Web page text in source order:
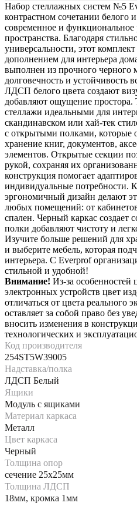
Набор стеллажных систем №5
контрастном сочетании белого
современное и
пространства. Благодаря
универсальности, этот
дополнением для интерьера
выполнен из прочного черного
долговечность и устойчивость
ЛДСП белого цвета создают
добавляют ощущение простора.
стеллажи идеальными для
скандинавском или хай-тек
с открытыми полками, которые
хранение книг, документов,
элементов. Открытые секции
рукой, сохраняя их
конструкция помогает
индивидуальные потребности.
эргономичный дизайн делают
любых помещений: от
спален. Черный каркас создает
полки добавляют чистоту и
Изучите больше решений для
и выберите мебель, которая
интерьера. С Everprof
стильной и удобной!
Внимание! Из-за особенностей
электронных устройств цвет
отличаться от цвета реального
оставляет за собой право без
вносить изменения в
технологических и
Код производителя
254ST5W39005
Надставка/полка
ЛДСП Белый
Ящики
Модуль с ящиками
Материал каркаса
Металл
Цвет каркаса
Черный
Толщина опор
сечение 25х25мм
Толщина ЛДСП
18мм, кромка 1мм